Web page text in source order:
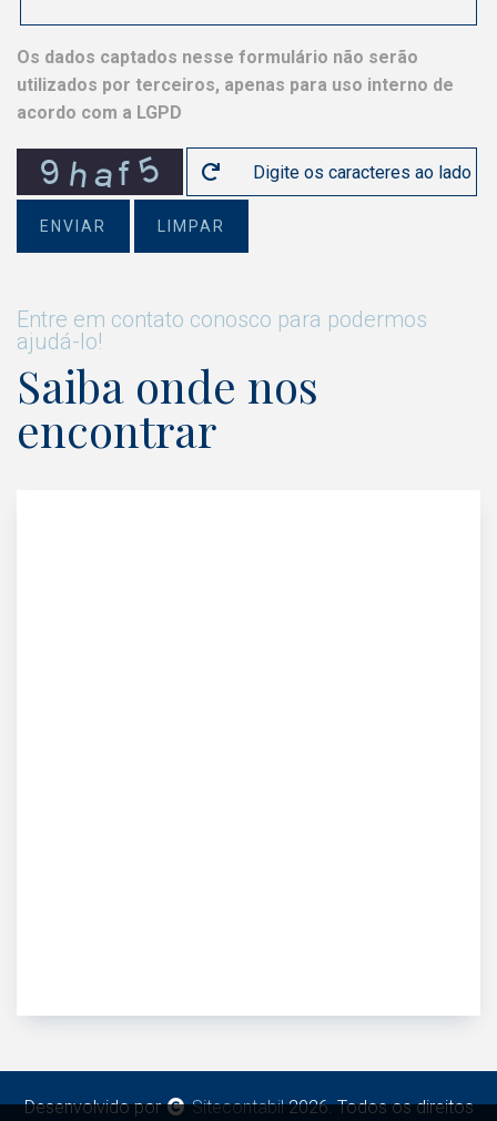
Os dados captados nesse formulário não serão
utilizados por terceiros, apenas para uso interno de
acordo com a LGPD
ENVIAR LIMPAR
Entre em contato conosco para podermos
ajudá-lo!
Saiba onde nos
encontrar
Desenvolvido por Sitecontabil2026. Todos os direitos